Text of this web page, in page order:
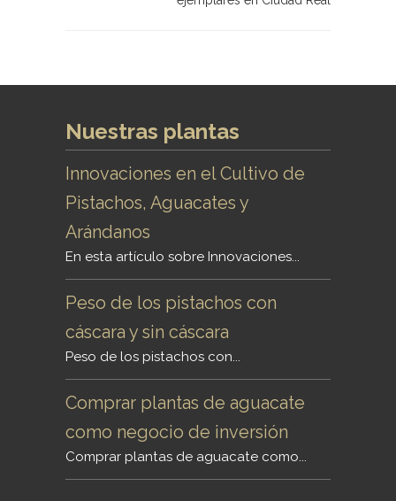
Nuestras plantas
Innovaciones en el Cultivo de
Pistachos, Aguacates y
Arándanos
En esta artículo sobre Innovaciones...
Peso de los pistachos con
cáscara y sin cáscara
Peso de los pistachos con...
Comprar plantas de aguacate
como negocio de inversión
Comprar plantas de aguacate como...